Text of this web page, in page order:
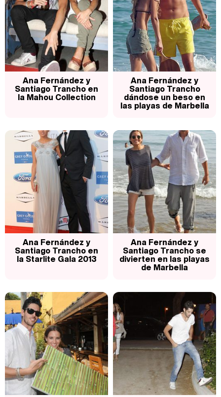
Carlota Corredera y Javier de Hoyos: "La tele tiene que representar al público también y aquí están todos los perfiles posibles&quo;
Así se tomó Felipe VI que la Infanta Sofía no quisiera recibir formación militar
Manu Baqueiro: "Tuve como referente a Bruce Willis en 'Luz de Luna' para mi trabajo en la serie 'Perdiendo el juicio'"
Magdalena de Suecia responde a las críticas y explica por qué le han permitido lanzar su propio negocio
Ana Fernández y
Santiago Trancho en
la Mahou Collection
Ana Fernández y
Santiago Trancho
dándose un beso en
las playas de Marbella
Ana Fernández y
Santiago Trancho en
la Starlite Gala 2013
Ana Fernández y
Santiago Trancho se
divierten en las playas
de Marbella